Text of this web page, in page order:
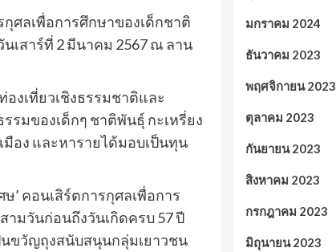
ศลเพื่อการศึกษาของเด็กชาติ
เสาร์ที่ 2 มีนาคม 2567 ณ ลาน
งเที่ยวเชิงธรรมชาติและ
มของเด็กๆ ชาติพันธุ์ กะเหรี่ยง
อง และหารายได้มอบเป็นทุน
’ คอนเสิร์ตการกุศลเพื่อการ
ามวันก่อนถึงวันเกิดครบ 57 ปี
นขวัญถุงสนับสนุนกลุ่มเยาวชน
มกราคม 2024
ธันวาคม 2023
พฤศจิกายน 2023
ตุลาคม 2023
กันยายน 2023
สิงหาคม 2023
กรกฎาคม 2023
มิถุนายน 2023